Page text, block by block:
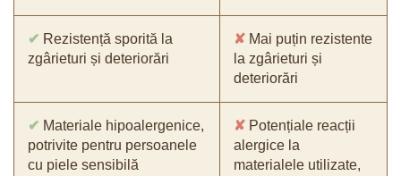
✔ Rezistență sporită la
zgârieturi și deteriorări
✘ Mai puțin rezistente
la zgârieturi și
deteriorări
✔ Materiale hipoalergenice,
potrivite pentru persoanele
cu piele sensibilă
✘ Potențiale reacții
alergice la
materialele utilizate,